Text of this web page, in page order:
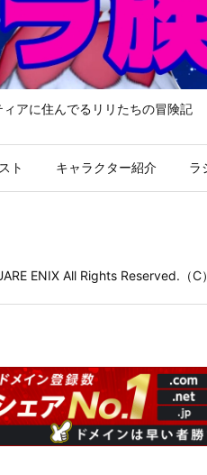
アに住んでるリリたちの冒険記
ト キャラクター紹介 ラ
ENIX All Rights Reserved.（